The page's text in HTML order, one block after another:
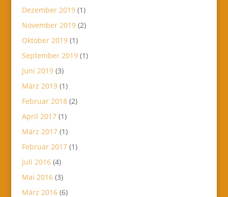
Dezember 2019(1)
November 2019(2)
Oktober 2019(1)
September 2019(1)
Juni 2019(3)
März 2019(1)
Februar 2018(2)
April 2017(1)
März 2017(1)
Februar 2017(1)
Juli 2016(4)
Mai 2016(3)
März 2016(6)